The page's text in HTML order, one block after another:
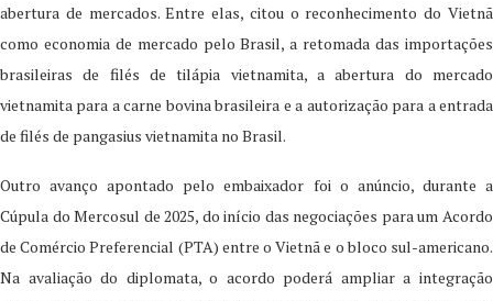
abertura de mercados. Entre elas, citou o reconhecimento do Vietnã
como economia de mercado pelo Brasil, a retomada das importações
brasileiras de filés de tilápia vietnamita, a abertura do mercado
vietnamita para a carne bovina brasileira e a autorização para a entrada
de filés de pangasius vietnamita no Brasil.
Outro avanço apontado pelo embaixador foi o anúncio, durante a
Cúpula do Mercosul de 2025, do início das negociações para um Acordo
de Comércio Preferencial (PTA) entre o Vietnã e o bloco sul-americano.
Na avaliação do diplomata, o acordo poderá ampliar a integração